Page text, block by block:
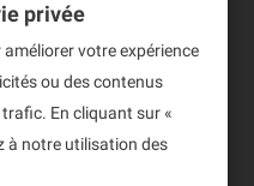
privée
votre expérience
ou des contenus
En cliquant sur «
à notre utilisation des